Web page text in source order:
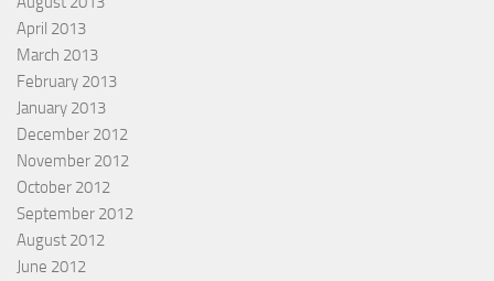
April 2013
March 2013
February 2013
January 2013
December 2012
November 2012
October 2012
September 2012
August 2012
June 2012